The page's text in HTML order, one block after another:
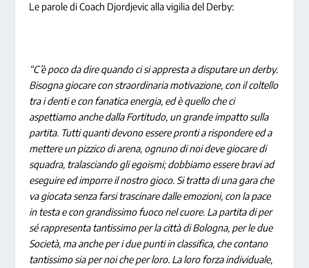
Le parole di Coach Djordjevic alla vigilia del Derby:
“C’è poco da dire quando ci si appresta a disputare un derby.
Bisogna giocare con straordinaria motivazione, con il coltello
tra i denti e con fanatica energia, ed è quello che ci
aspettiamo anche dalla Fortitudo, un grande impatto sulla
partita. Tutti quanti devono essere pronti a rispondere ed a
mettere un pizzico di arena, ognuno di noi deve giocare di
squadra, tralasciando gli egoismi; dobbiamo essere bravi ad
eseguire ed imporre il nostro gioco. Si tratta di una gara che
va giocata senza farsi trascinare dalle emozioni, con la pace
in testa e con grandissimo fuoco nel cuore. La partita di per
sé rappresenta tantissimo per la città di Bologna, per le due
Società, ma anche per i due punti in classifica, che contano
tantissimo sia per noi che per loro. La loro forza individuale,